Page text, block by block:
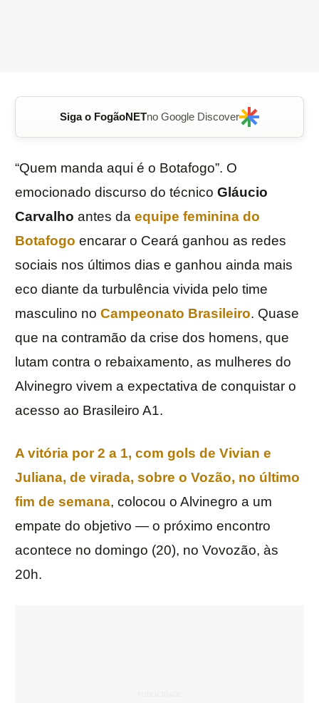
Siga o FogãoNETno Google Discover
“Quem manda aqui é o Botafogo”. O
emocionado discurso do técnico Gláucio
Carvalho antes da equipe feminina do
Botafogo encarar o Ceará ganhou as redes
sociais nos últimos dias e ganhou ainda mais
eco diante da turbulência vivida pelo time
masculino no Campeonato Brasileiro. Quase
que na contramão da crise dos homens, que
lutam contra o rebaixamento, as mulheres do
Alvinegro vivem a expectativa de conquistar o
acesso ao Brasileiro A1.
A vitória por 2 a 1, com gols de Vivian e
Juliana, de virada, sobre o Vozão, no último
fim de semana, colocou o Alvinegro a um
empate do objetivo — o próximo encontro
acontece no domingo (20), no Vovozão, às
20h.